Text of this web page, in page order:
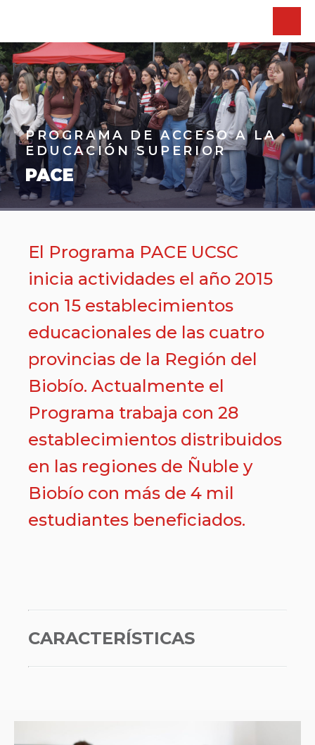
PROGRAMA DE ACCESO A LA
EDUCACIÓN SUPERIOR
PACE
El Programa PACE UCSC
inicia actividades el año 2015
con 15 establecimientos
educacionales de las cuatro
provincias de la Región del
Biobío. Actualmente el
Programa trabaja con 28
establecimientos distribuidos
en las regiones de Ñuble y
Biobío con más de 4 mil
estudiantes beneficiados.
CARACTERÍSTICAS